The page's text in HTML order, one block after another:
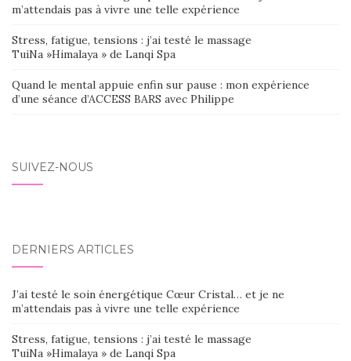
m’attendais pas à vivre une telle expérience
Stress, fatigue, tensions : j’ai testé le massage
TuiNa »Himalaya » de Lanqi Spa
Quand le mental appuie enfin sur pause : mon expérience
d’une séance d’ACCESS BARS avec Philippe
SUIVEZ-NOUS
DERNIERS ARTICLES
J’ai testé le soin énergétique Cœur Cristal… et je ne
m’attendais pas à vivre une telle expérience
Stress, fatigue, tensions : j’ai testé le massage
TuiNa »Himalaya » de Lanqi Spa